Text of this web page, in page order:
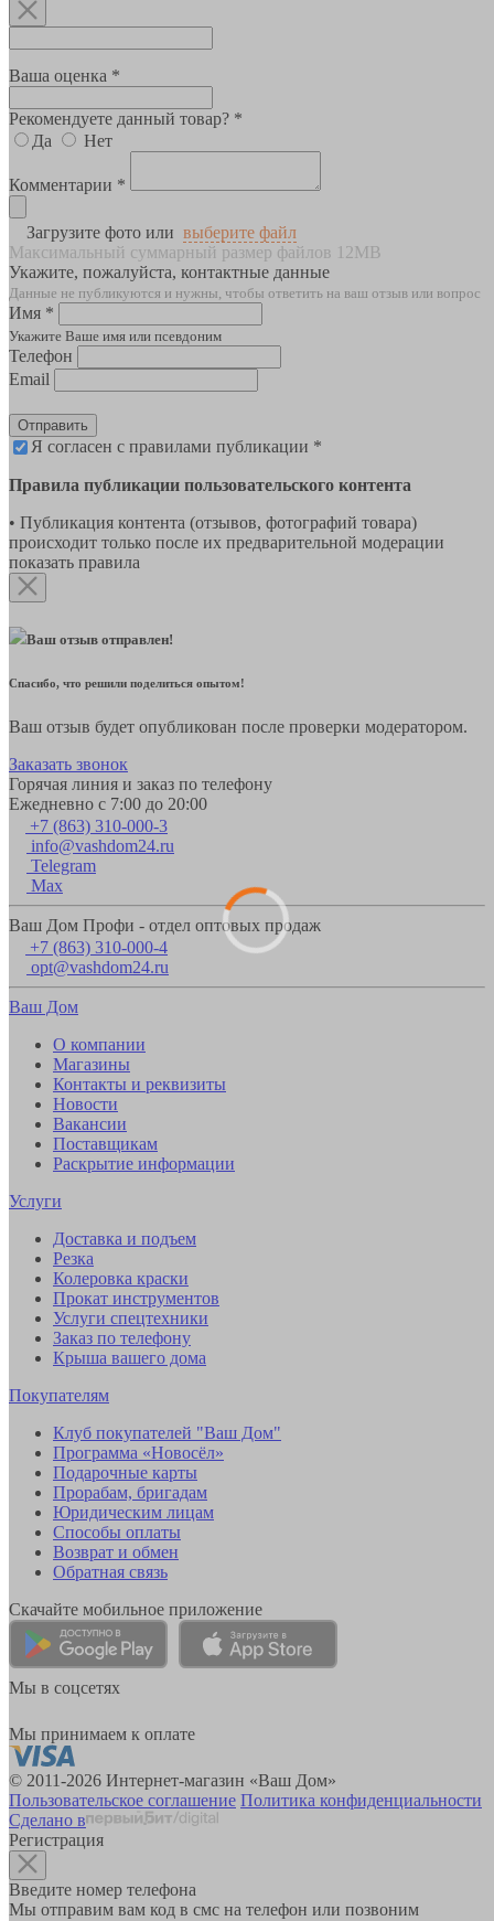
Ваша оценка *
Рекомендуете данный товар? *
Да
Нет
Комментарии *
Загрузите фото или выберите файл
Максимальный суммарный размер файлов 12MB
Укажите, пожалуйста, контактные данные
Данные не публикуются и нужны, чтобы ответить на ваш отзыв или вопрос
Имя *
Укажите Ваше имя или псевдоним
Телефон
Email
Отправить
Я согласен с правилами публикации *
Правила публикации пользовательского контента
• Публикация контента (отзывов, фотографий товара)
происходит только после их предварительной модерации
показать правила
Ваш отзыв отправлен!
Спасибо, что решили поделиться опытом!
Ваш отзыв будет опубликован после проверки модератором.
Заказать звонок
Горячая линия и заказ по телефону
Ежедневно с 7:00 до 20:00
+7 (863) 310-000-3
info@vashdom24.ru
Telegram
Max
Ваш Дом Профи - отдел оптовых продаж
+7 (863) 310-000-4
opt@vashdom24.ru
Ваш Дом
О компании
Магазины
Контакты и реквизиты
Новости
Вакансии
Поставщикам
Раскрытие информации
Услуги
Доставка и подъем
Резка
Колеровка краски
Прокат инструментов
Услуги спецтехники
Заказ по телефону
Крыша вашего дома
Покупателям
Клуб покупателей "Ваш Дом"
Программа «Новосёл»
Подарочные карты
Прорабам, бригадам
Юридическим лицам
Способы оплаты
Возврат и обмен
Обратная связь
Скачайте мобильное приложение
Мы в соцсетях
Мы принимаем к оплате
© 2011-2026 Интернет-магазин «Ваш Дом»
Пользовательское соглашение Политика конфиденциальности
Сделано в
Регистрация
Введите номер телефона
Мы отправим вам код в смс на телефон или позвоним